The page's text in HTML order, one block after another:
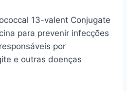
13-valent Conjugate
para prevenir infecções
por
e outras doenças